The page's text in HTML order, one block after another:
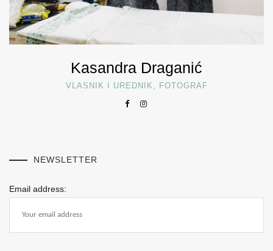
Kasandra Draganić
VLASNIK I UREDNIK, FOTOGRAF
NEWSLETTER
Email address: